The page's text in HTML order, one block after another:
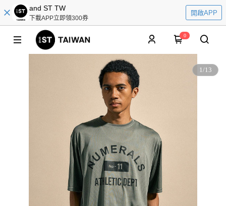
and ST TW
下載APP立即領300券
開啟APP
0
1/13